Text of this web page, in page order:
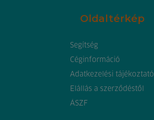
Oldaltérkép
Segítség
Céginformáció
Adatkezelési tájékoztató
Elállás a szerződéstől
ÁSZF